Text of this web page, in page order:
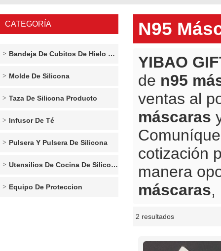
CATEGORÍA
Bandeja De Cubitos De Hielo De Silicona
Molde De Silicona
Taza De Silicona Producto
Infusor De Té
Pulsera Y Pulsera De Silicona
Utensilios De Cocina De Silicona
Equipo De Proteccion
N95
YIBAO
de n95
ventas al
máscaras
cotización
manera
máscaras,
2 resultados